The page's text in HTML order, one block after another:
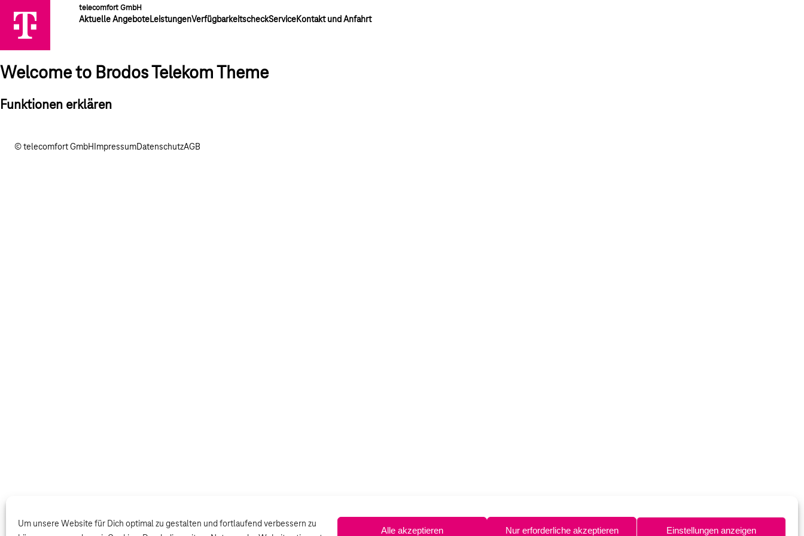
Um unsere Website für Dich optimal zu gestalten und fortlaufend verbessern zu
Alle akzeptieren Nur erforderliche akzeptieren Einstellungen anzeigen
telecomfort GmbH
Aktuelle AngeboteLeistungenVerfügbarkeitscheckServiceKontakt und Anfahrt
Welcome to Brodos Telekom Theme
Funktionen erklären
© telecomfort GmbH ImpressumDatenschutzAGB